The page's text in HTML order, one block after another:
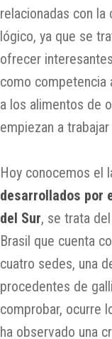
relacionadas con
lógico, ya que se
ofrecer
como competencia
a los alimentos de
empiezan a
Hoy conocemos el
desarrollados por
del Sur, se trata
Brasil que cuenta
cuatro sedes, una
procedentes de
comprobar, ocurre
ha observado una